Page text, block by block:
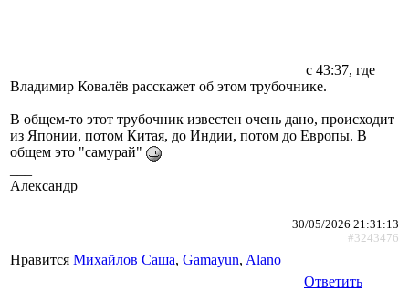
с 43:37, где
Владимир Ковалёв расскажет об этом трубочнике.
В общем-то этот трубочник известен очень дано, происходит
из Японии, потом Китая, до Индии, потом до Европы. В
общем это "самурай"
Александр
30/05/2026 21:31:13
#3243476
Нравится Михайлов Саша, Gamayun, Alano
Ответить